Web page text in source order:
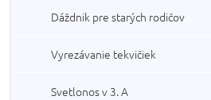
Dáždnik pre starých rodičov
Vyrezávanie tekvičiek
Svetlonos v 3. A